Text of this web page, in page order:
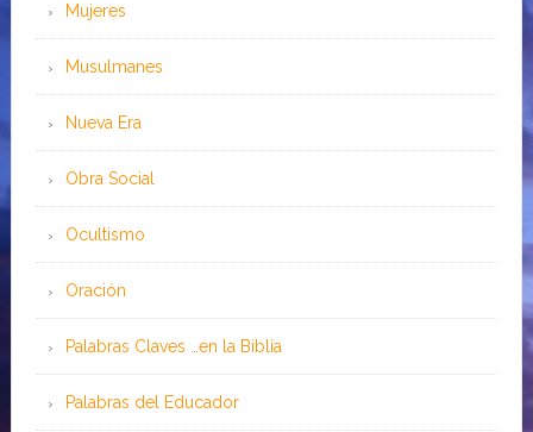
Mujeres
Musulmanes
Nueva Era
Obra Social
Ocultismo
Oración
Palabras Claves …en la Biblia
Palabras del Educador